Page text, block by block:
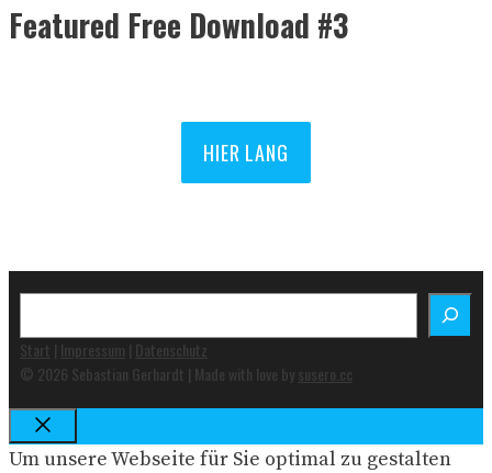
Featured Free Download #3
HIER LANG
Start | Impressum | Datenschutz
© 2026 Sebastian Gerhardt | Made with love bysusero.cc
Schließen
Um unsere Webseite für Sie optimal zu gestalten